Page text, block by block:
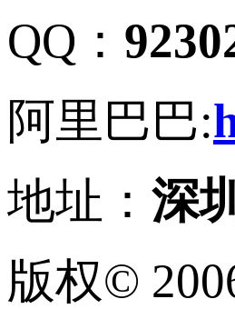
QQ：
阿里巴巴:
地址： 深
版权©